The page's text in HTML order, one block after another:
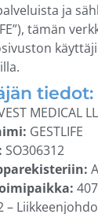
ja
tämän
tiedot:
MEDICAL
GESTLIFE
SO306312
–